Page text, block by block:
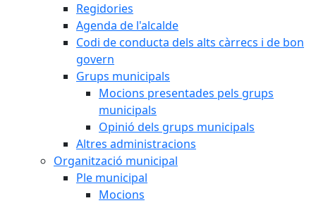
Regidories
Agenda de l'alcalde
Codi de conducta dels alts càrrecs i de bon
govern
Grups municipals
Mocions presentades pels grups
municipals
Opinió dels grups municipals
Altres administracions
Organització municipal
Ple municipal
Mocions